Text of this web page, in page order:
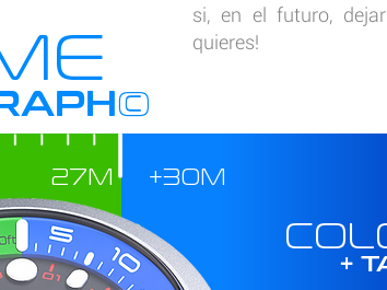
©
si, en el futuro,
quieres!
+
+30M
27M